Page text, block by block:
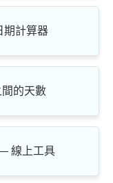
期計算器
的天數
線上工具